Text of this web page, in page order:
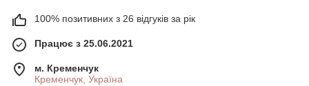
100% позитивних з 26 відгуків за рік
Працює з 25.06.2021
м. Кременчук
Кременчук, Україна